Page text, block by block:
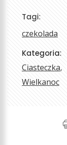
Tagi:
czekolada
Kategoria:
Ciasteczka
Wielkanoc